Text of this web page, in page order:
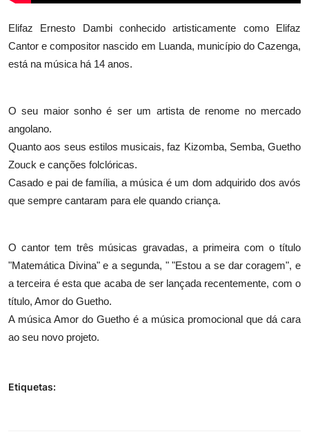
Elifaz Ernesto Dambi conhecido artisticamente como Elifaz
Cantor e compositor nascido em Luanda, município do Cazenga,
está na música há 14 anos.
O seu maior sonho é ser um artista de renome no mercado
angolano.
Quanto aos seus estilos musicais, faz Kizomba, Semba, Guetho
Zouck e canções folclóricas.
Casado e pai de família, a música é um dom adquirido dos avós
que sempre cantaram para ele quando criança.
O cantor tem três músicas gravadas, a primeira com o título
"Matemática Divina" e a segunda, " "Estou a se dar coragem", e
a terceira é esta que acaba de ser lançada recentemente, com o
título, Amor do Guetho.
A música Amor do Guetho é a música promocional que dá cara
ao seu novo projeto.
Etiquetas: